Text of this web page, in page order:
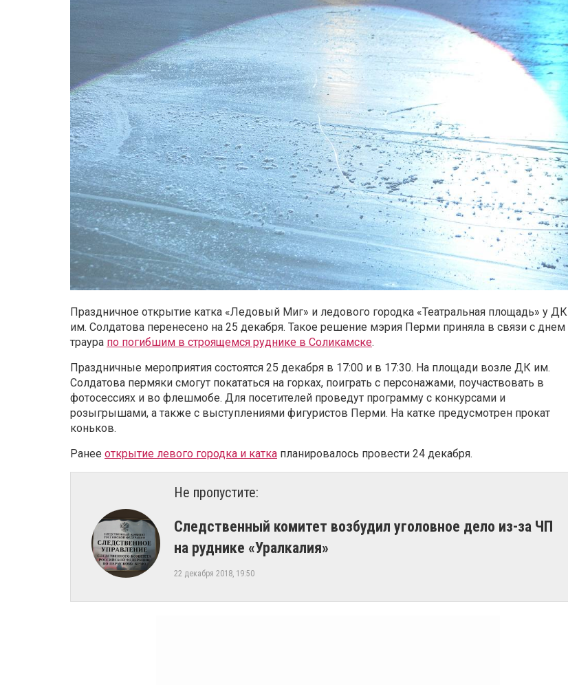
Праздничное открытие катка «Ледовый Миг» и ледового городка «Театральная площадь» у ДК
им. Солдатова перенесено на 25 декабря. Такое решение мэрия Перми приняла в связи с днем
траура по погибшим в строящемся руднике в Соликамске.
Праздничные мероприятия состоятся 25 декабря в 17:00 и в 17:30. На площади возле ДК им.
Солдатова пермяки смогут покататься на горках, поиграть с персонажами, поучаствовать в
фотосессиях и во флешмобе. Для посетителей проведут программу с конкурсами и
розыгрышами, а также с выступлениями фигуристов Перми. На катке предусмотрен прокат
коньков.
Ранее открытие левого городка и катка планировалось провести 24 декабря.
Не пропустите:
Следственный комитет возбудил уголовное дело из-за ЧП
на руднике «Уралкалия»
22 декабря 2018, 19:50